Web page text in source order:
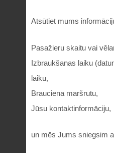
Atsūtiet mums
Pasažieru skaitu vai
Izbraukšanas laiku
laiku,
Brauciena maršrutu,
Jūsu kontaktinformāciju,
un mēs Jums sniegsim